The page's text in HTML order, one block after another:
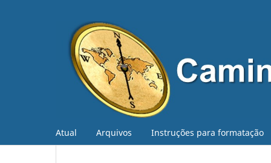
Atual Arquivos Instruções para formatação